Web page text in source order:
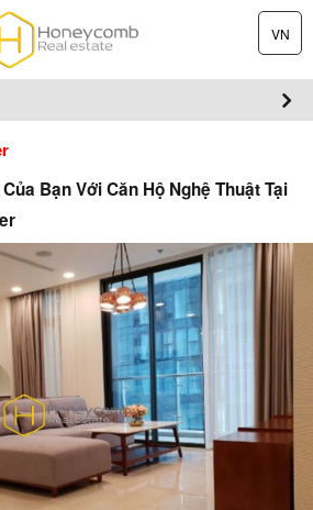
VN
Bạn Với Căn Hộ Nghệ Thuật Tại